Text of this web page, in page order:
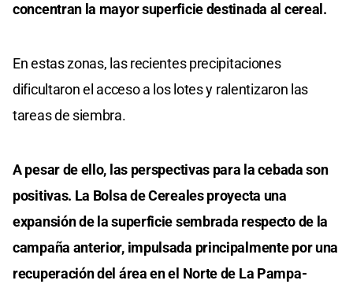
concentran la mayor superficie destinada al cereal.
En estas zonas, las recientes precipitaciones
dificultaron el acceso a los lotes y ralentizaron las
tareas de siembra.
A pesar de ello, las perspectivas para la cebada son
positivas. La Bolsa de Cereales proyecta una
expansión de la superficie sembrada respecto de la
campaña anterior, impulsada principalmente por una
recuperación del área en el Norte de La Pampa-